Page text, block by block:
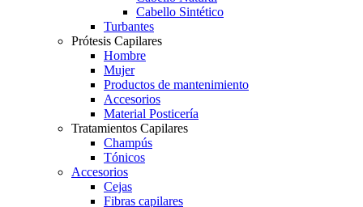
Cabello Sintético
Turbantes
Prótesis Capilares
Hombre
Mujer
Productos de mantenimiento
Accesorios
Material Posticería
Tratamientos Capilares
Champús
Tónicos
Accesorios
Cejas
Fibras capilares